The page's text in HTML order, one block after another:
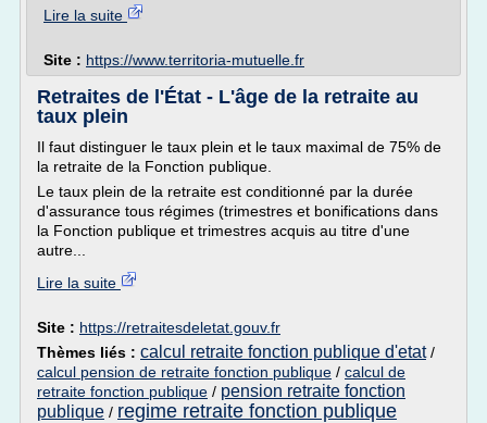
Lire la suite
Site : https://www.territoria-mutuelle.fr
Retraites de l'État - L'âge de la retraite au
taux plein
Il faut distinguer le taux plein et le taux maximal de 75% de
la retraite de la Fonction publique.
Le taux plein de la retraite est conditionné par la durée
d'assurance tous régimes (trimestres et bonifications dans
la Fonction publique et trimestres acquis au titre d'une
autre...
Lire la suite
Site : https://retraitesdeletat.gouv.fr
Thèmes liés : calcul retraite fonction publique d'etat/
calcul pension de retraite fonction publique / calcul de
retraite fonction publique / pension retraite fonction
publique / regime retraite fonction publique